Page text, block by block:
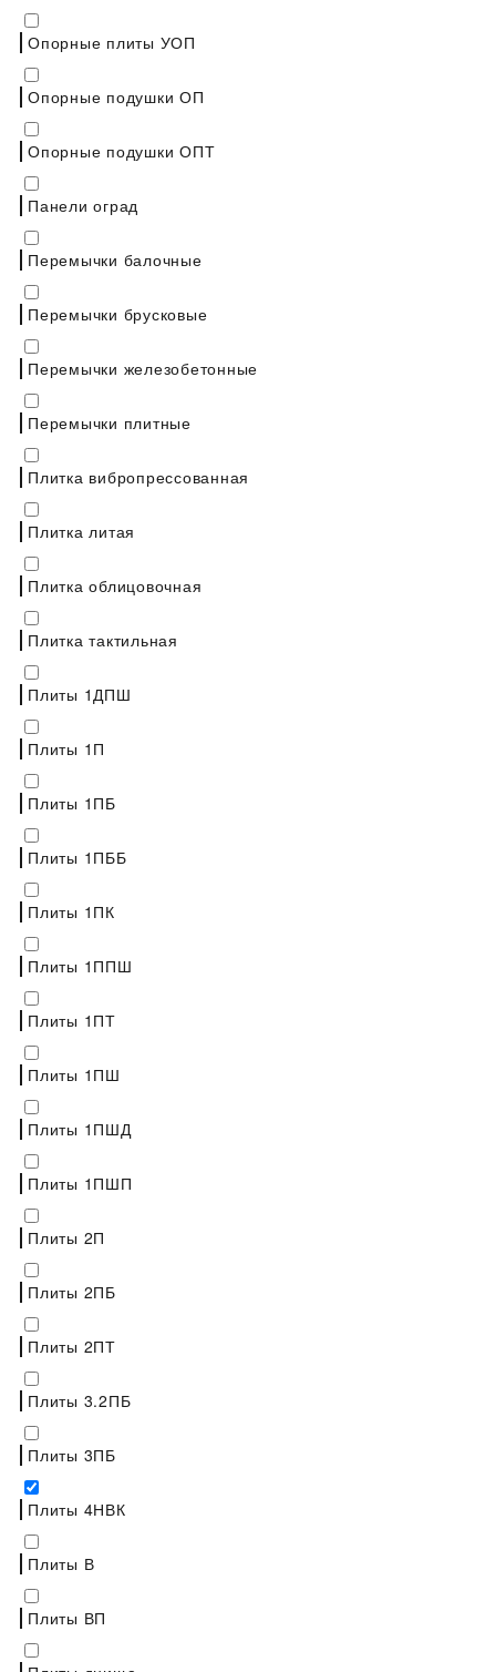
Опорные плиты УОП
Опорные подушки ОП
Опорные подушки ОПТ
Панели оград
Перемычки балочные
Перемычки брусковые
Перемычки железобетонные
Перемычки плитные
Плитка вибропрессованная
Плитка литая
Плитка облицовочная
Плитка тактильная
Плиты 1ДПШ
Плиты 1П
Плиты 1ПБ
Плиты 1ПББ
Плиты 1ПК
Плиты 1ППШ
Плиты 1ПТ
Плиты 1ПШ
Плиты 1ПШД
Плиты 1ПШП
Плиты 2П
Плиты 2ПБ
Плиты 2ПТ
Плиты 3.2ПБ
Плиты 3ПБ
Плиты 4НВК
Плиты В
Плиты ВП